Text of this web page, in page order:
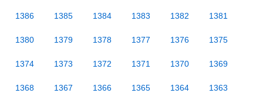
1386 1385 1384 1383 1382 1381
1380 1379 1378 1377 1376 1375
1374 1373 1372 1371 1370 1369
1368 1367 1366 1365 1364 1363